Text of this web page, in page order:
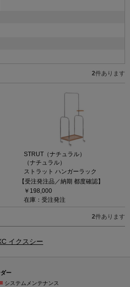
2件あります
STRUT（ナチュラル）
（ナチュラル）
ストラット ハンガーラック
【受注発注品／納期 都度確認】
￥198,000
在庫：受注発注
2件あります
イクスシー
ー
■ システムメンテナンス